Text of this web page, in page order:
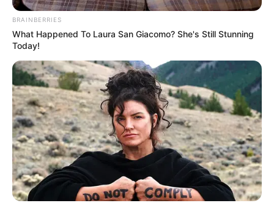
BRAINBERRIES
What Happened To Laura San Giacomo? She's Still Stunning
Today!